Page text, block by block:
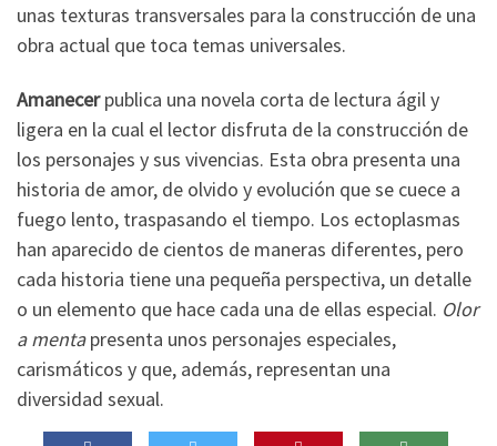
unas texturas transversales para la construcción de una
obra actual que toca temas universales.
Amanecerpublica una novela corta de lectura ágil y
ligera en la cual el lector disfruta de la construcción de
los personajes y sus vivencias. Esta obra presenta una
historia de amor, de olvido y evolución que se cuece a
fuego lento, traspasando el tiempo. Los ectoplasmas
han aparecido de cientos de maneras diferentes, pero
cada historia tiene una pequeña perspectiva, un detalle
o un elemento que hace cada una de ellas especial. Olor
a mentapresenta unos personajes especiales,
carismáticos y que, además, representan una
diversidad sexual.